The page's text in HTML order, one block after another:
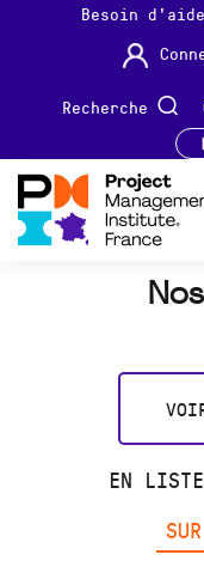
Besoin
Recherche
EN LISTE